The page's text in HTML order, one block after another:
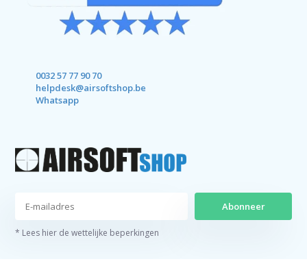
0032 57 77 90 70
helpdesk@airsoftshop.be
Whatsapp
Abonneer
* Lees hier de wettelijke beperkingen